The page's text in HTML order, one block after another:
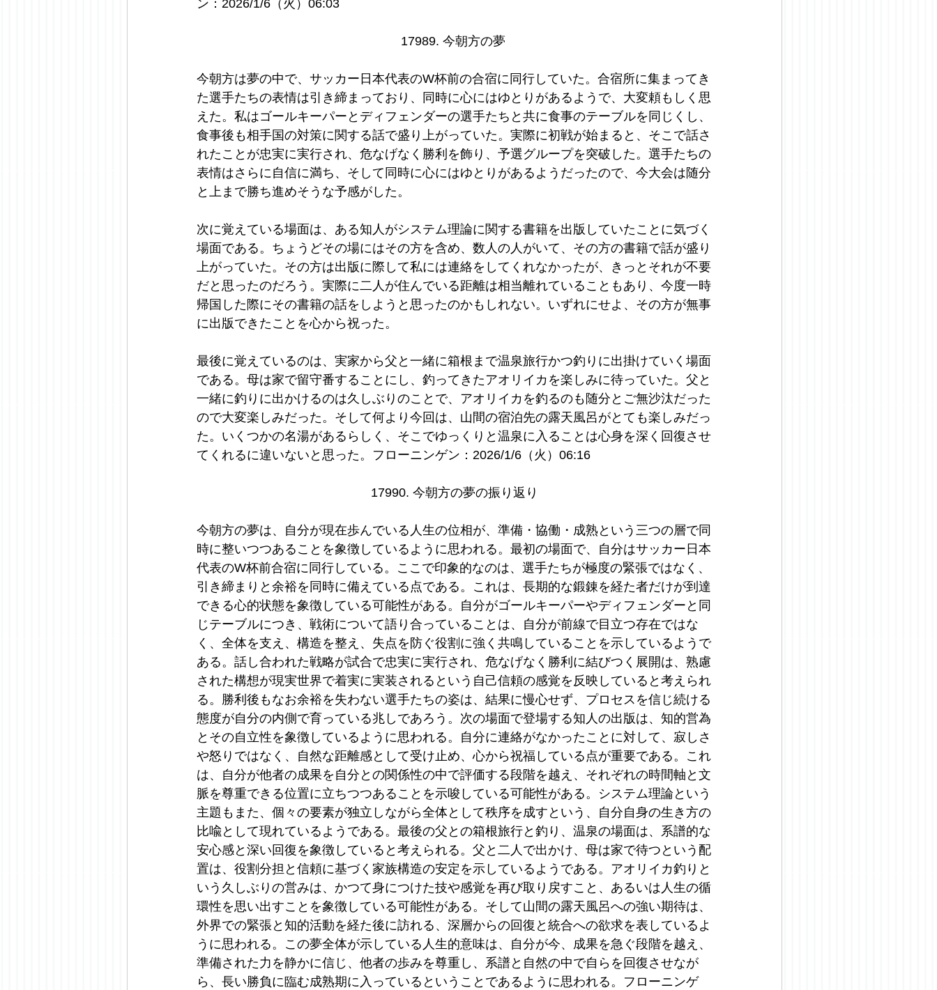
ン：2026/1/6（火）06:03
17989. 今朝方の夢
今朝方は夢の中で、サッカー日本代表のW杯前の合宿に同行していた。合宿所に集まってき
た選手たちの表情は引き締まっており、同時に心にはゆとりがあるようで、大変頼もしく思
えた。私はゴールキーパーとディフェンダーの選手たちと共に食事のテーブルを同じくし、
食事後も相手国の対策に関する話で盛り上がっていた。実際に初戦が始まると、そこで話さ
れたことが忠実に実行され、危なげなく勝利を飾り、予選グループを突破した。選手たちの
表情はさらに自信に満ち、そして同時に心にはゆとりがあるようだったので、今大会は随分
と上まで勝ち進めそうな予感がした。
次に覚えている場面は、ある知人がシステム理論に関する書籍を出版していたことに気づく
場面である。ちょうどその場にはその方を含め、数人の人がいて、その方の書籍で話が盛り
上がっていた。その方は出版に際して私には連絡をしてくれなかったが、きっとそれが不要
だと思ったのだろう。実際に二人が住んでいる距離は相当離れていることもあり、今度一時
帰国した際にその書籍の話をしようと思ったのかもしれない。いずれにせよ、その方が無事
に出版できたことを心から祝った。
最後に覚えているのは、実家から父と一緒に箱根まで温泉旅行かつ釣りに出掛けていく場面
である。母は家で留守番することにし、釣ってきたアオリイカを楽しみに待っていた。父と
一緒に釣りに出かけるのは久しぶりのことで、アオリイカを釣るのも随分とご無沙汰だった
ので大変楽しみだった。そして何より今回は、山間の宿泊先の露天風呂がとても楽しみだっ
た。いくつかの名湯があるらしく、そこでゆっくりと温泉に入ることは心身を深く回復させ
てくれるに違いないと思った。フローニンゲン：2026/1/6（火）06:16
17990. 今朝方の夢の振り返り
今朝方の夢は、自分が現在歩んでいる人生の位相が、準備・協働・成熟という三つの層で同
時に整いつつあることを象徴しているように思われる。最初の場面で、自分はサッカー日本
代表のW杯前合宿に同行している。ここで印象的なのは、選手たちが極度の緊張ではなく、
引き締まりと余裕を同時に備えている点である。これは、長期的な鍛錬を経た者だけが到達
できる心的状態を象徴している可能性がある。自分がゴールキーパーやディフェンダーと同
じテーブルにつき、戦術について語り合っていることは、自分が前線で目立つ存在ではな
く、全体を支え、構造を整え、失点を防ぐ役割に強く共鳴していることを示しているようで
ある。話し合われた戦略が試合で忠実に実行され、危なげなく勝利に結びつく展開は、熟慮
された構想が現実世界で着実に実装されるという自己信頼の感覚を反映していると考えられ
る。勝利後もなお余裕を失わない選手たちの姿は、結果に慢心せず、プロセスを信じ続ける
態度が自分の内側で育っている兆しであろう。次の場面で登場する知人の出版は、知的営為
とその自立性を象徴しているように思われる。自分に連絡がなかったことに対して、寂しさ
や怒りではなく、自然な距離感として受け止め、心から祝福している点が重要である。これ
は、自分が他者の成果を自分との関係性の中で評価する段階を越え、それぞれの時間軸と文
脈を尊重できる位置に立ちつつあることを示唆している可能性がある。システム理論という
主題もまた、個々の要素が独立しながら全体として秩序を成すという、自分自身の生き方の
比喩として現れているようである。最後の父との箱根旅行と釣り、温泉の場面は、系譜的な
安心感と深い回復を象徴していると考えられる。父と二人で出かけ、母は家で待つという配
置は、役割分担と信頼に基づく家族構造の安定を示しているようである。アオリイカ釣りと
いう久しぶりの営みは、かつて身につけた技や感覚を再び取り戻すこと、あるいは人生の循
環性を思い出すことを象徴している可能性がある。そして山間の露天風呂への強い期待は、
外界での緊張と知的活動を経た後に訪れる、深層からの回復と統合への欲求を表しているよ
うに思われる。この夢全体が示している人生的意味は、自分が今、成果を急ぐ段階を越え、
準備された力を静かに信じ、他者の歩みを尊重し、系譜と自然の中で自らを回復させなが
ら、長い勝負に臨む成熟期に入っているということであるように思われる。フローニンゲ